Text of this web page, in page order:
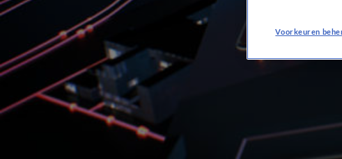
Voorkeuren